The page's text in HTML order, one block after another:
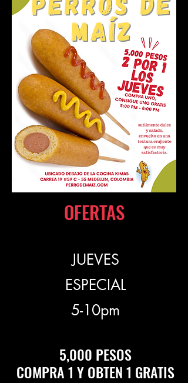
OFERTAS
JUEVES
ESPECIAL
5-10pm
5,000 PESOS
COMPRA 1 Y OBTEN 1 GRATIS